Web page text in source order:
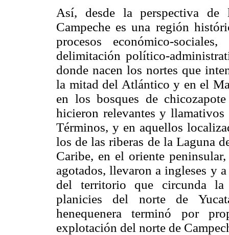
Así, desde la perspectiva
Campeche es una región
procesos económico-
delimitación político-
donde nacen los nortes que
la mitad del Atlántico y en el
en los bosques de
hicieron relevantes y
Términos, y en aquellos
los de las riberas de la Laguna
Caribe, en el oriente
agotados, llevaron a ingleses y
del territorio que circunda la
planicies del norte de
henequenera terminó por
explotación del norte de